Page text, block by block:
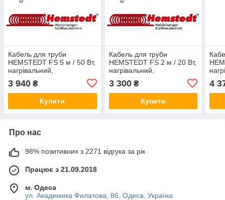
Кабель для труби
HEMSTEDT FS 5 м / 50 Вт,
нагрівальний,
електричний обігрів труб,
Хемштед, Хемштад
3 940 ₴
Купити
Кабель для труби
HEMSTEDT FS 2 м / 20 Вт,
нагрівальний,
електричний обігрів труб,
Хемштед, Хемштад
3 300₴
Купити
4
Про нас
98% позитивних з 2271 відгука за рік
Працює з 21.09.2018
м. Одеса
ул. Академика Филатова, 86, Одеса, Україна